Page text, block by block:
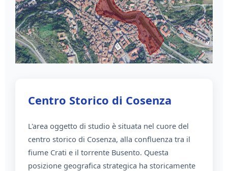
Centro Storico di Cosenza
L'area oggetto di studio è situata nel cuore del
centro storico di Cosenza, alla confluenza tra il
fiume Crati e il torrente Busento. Questa
posizione geografica strategica ha storicamente